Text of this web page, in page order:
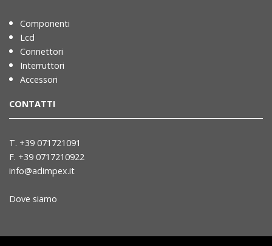
Componenti
Lcd
Connettori
Interruttori
Accessori
CONTATTI
T. +39 071721091
F. +39 0717210922
info@adimpex.it
Dove siamo